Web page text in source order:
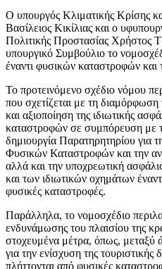
Ο υπουργός Κλιματικής Κρίσης
Βασίλειος Κικίλιας και ο
Πολιτικής Προστασίας Χρήστος
υπουργικό Συμβούλιο το
έναντι φυσικών καταστροφών και
Το προτεινόμενο σχέδιο νόμου
που σχετίζεται με τη
και αξιοποίηση της ιδιωτικής
καταστροφών σε συμπόρευση με
δημιουργία Παρατηρητηρίου για
Φυσικών Καταστροφών και την
αλλά και την υποχρεωτική
και των ιδιωτικών οχημάτων
φυσικές καταστροφές.
Παράλληλα, το νομοσχέδιο
ενδυνάμωσης του πλαισίου της
στοχευμένα μέτρα, όπως,
για την ενίσχυση της
πλήττονται από φυσικές